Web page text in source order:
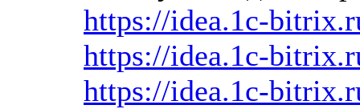
https://idea.1c-
https://idea.1c-
https://idea.1c-